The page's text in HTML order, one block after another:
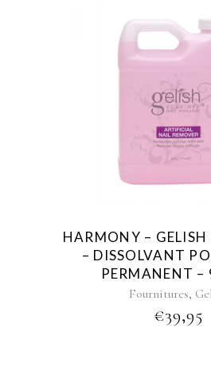
HARMONY – GELISH
– DISSOLVANT
PERMANENT –
Fournitures,
€39,95